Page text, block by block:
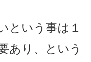
という事は１
あり、という